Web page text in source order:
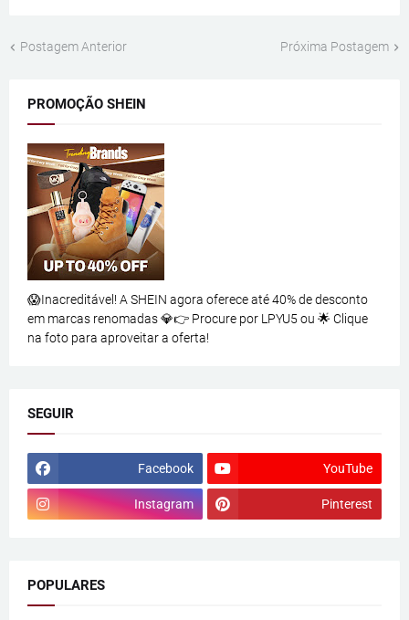
Postagem Anterior Próxima Postagem
PROMOÇÃO SHEIN
😱Inacreditável! A SHEIN agora oferece até 40% de desconto
em marcas renomadas 💎👉 Procure por LPYU5 ou 🌟 Clique
na foto para aproveitar a oferta!
SEGUIR
Facebook YouTube
Instagram Pinterest
POPULARES